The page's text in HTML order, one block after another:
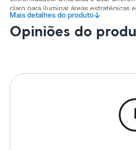
Biquínis
Maiôs
Saídas de praia
Personagens
Calças
Casacos e Jaquetas
claro para iluminar áreas estratégicas
e dar profundidade ao rosto. Finalize
maquiagem completa e radiante.
Mais detalhes do produto↓
Opiniões do